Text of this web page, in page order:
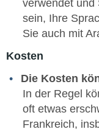
verwendet und
sein, Ihre
Sie auch mit
Kosten
Die Kosten
In der Regel
oft etwas
Frankreich,